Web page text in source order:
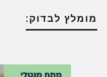
מומלץ לבדוק: